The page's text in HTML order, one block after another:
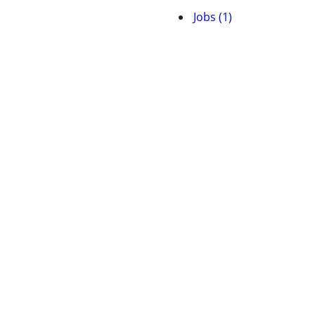
Jobs (1)